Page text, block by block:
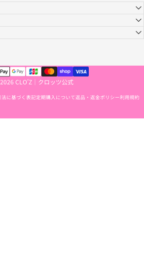
CLO'Z｜クロッツ公式
に基づく表記定期購入について返品・返金ポリシー利用規約